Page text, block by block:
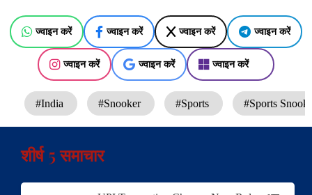
ज्वाइन करें ज्वाइन करें ज्वाइन करें ज्वाइन करें
ज्वाइन करें ज्वाइन करें ज्वाइन करें
#India #Snooker #Sports #Sports
शीर्ष 5 समाचार